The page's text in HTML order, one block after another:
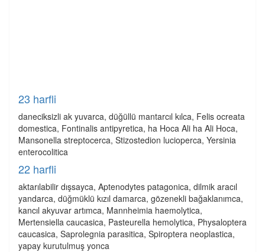
23 harfli
daneciksizli ak yuvarca, düğüllü mantarcıl kılca, Felis ocreata
domestica, Fontinalis antipyretica, ha Hoca Ali ha Ali Hoca,
Mansonella streptocerca, Stizostedion lucioperca, Yersinia
enterocolitica
22 harfli
aktarılabilir dışsayca, Aptenodytes patagonica, dilmik aracıl
yandarca, düğmüklü kızıl damarca, gözenekli bağaklanımca,
kancıl akyuvar artımca, Mannheimia haemolytica,
Mertensiella caucasica, Pasteurella hemolytica, Physaloptera
caucasica, Saprolegnia parasitica, Spiroptera neoplastica,
yapay kurutulmuş yonca